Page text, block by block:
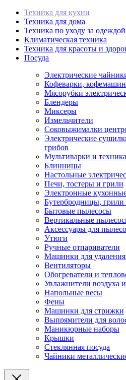
Техника для кухни
Техника для дома
Техника по уходу за одеждой
Климатическая техника
Техника для красоты и
Посуда
Электрические
Кофеварки,
Мясорубки
Блендеры
Миксеры
Измельчители
Соковыжималки
Электрические
грибов
Мультиварки и
Блинницы
Настольные
Печи, тостеры и грили
Электронные
Бутербродницы,
Бытовые пылесосы
Вертикальные
Аксессуары для
Утюги
Ручные отпариватели
Машинки для
Вентиляторы
Обогреватели и
Увлажнители воздуха
Напольные весы
Фены
Машинки для стрижки
Выпрямители для
Маникюрные наборы
Крышки
Стеклянная посуда
Чайники